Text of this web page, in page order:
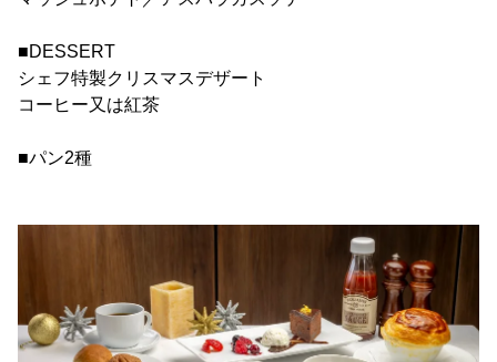
■DESSERT
シェフ特製クリスマスデザート
コーヒー又は紅茶
■パン2種